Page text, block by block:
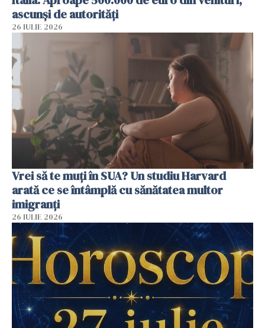
ascunși de autorități
26 IULIE 2026
Vrei să te muți în SUA? Un studiu Harvard
arată ce se întâmplă cu sănătatea multor
imigranți
26 IULIE 2026